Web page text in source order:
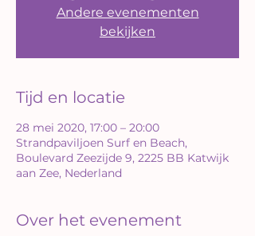
Andere evenementen
bekijken
Tijd en locatie
28 mei 2020, 17:00 – 20:00
Strandpaviljoen Surf en Beach,
Boulevard Zeezijde 9, 2225 BB Katwijk
aan Zee, Nederland
Over het evenement